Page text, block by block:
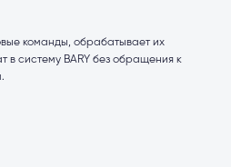
команды, обрабатывает их
в систему BARY без обращения к